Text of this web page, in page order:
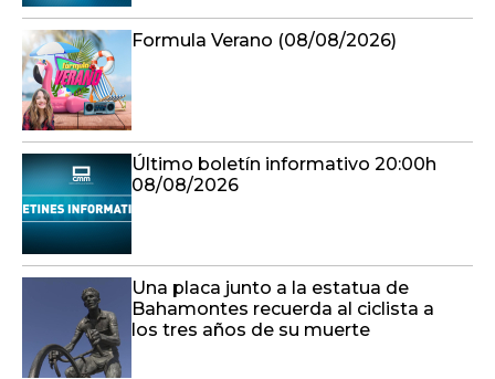
Formula Verano (08/08/2026)
Último boletín informativo 20:00h
08/08/2026
Una placa junto a la estatua de
Bahamontes recuerda al ciclista a
los tres años de su muerte